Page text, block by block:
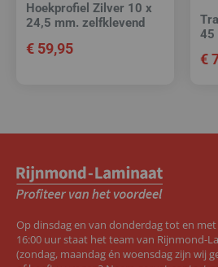
Hoekprofiel Zilver 10 x
24,5 mm. zelfklevend
€ 59,95
45
€
Op dinsdag en van donderdag tot en met
16:00 uur staat het team van Rijnmond-
(zondag, maandag én woensdag zijn wij